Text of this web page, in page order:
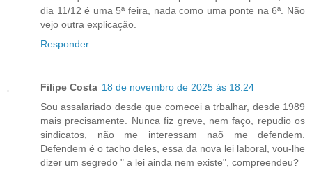
dia 11/12 é uma 5ª feira, nada como uma ponte na 6ª. Não
vejo outra explicação.
Responder
Filipe Costa 18 de novembro de 2025 às 18:24
Sou assalariado desde que comecei a trbalhar, desde 1989
mais precisamente. Nunca fiz greve, nem faço, repudio os
sindicatos, não me interessam naõ me defendem.
Defendem é o tacho deles, essa da nova lei laboral, vou-lhe
dizer um segredo " a lei ainda nem existe", compreendeu?